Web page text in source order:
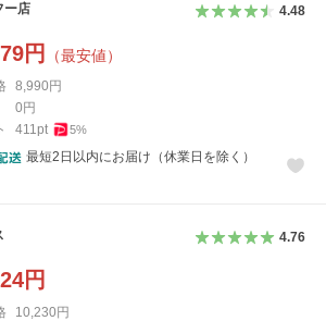
ー店 4.48
円 （最安値）
8,990 円
0 円
411pt 5%
最短2日以内にお届け（休業日を除く）
4.76
円
10,230 円